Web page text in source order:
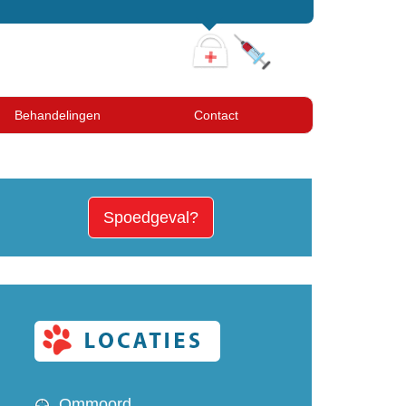
Behandelingen Contact
Spoedgeval?